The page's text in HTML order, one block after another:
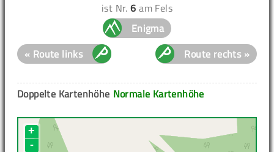
ist Nr.6 am Fels
Enigma
« Route links
Route rechts »
Normale Kartenhöhe
Doppelte Kartenhöhe
+
-